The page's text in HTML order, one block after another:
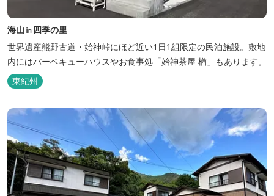
海山㏌四季の里
世界遺産熊野古道・始神峠にほど近い1日1組限定の民泊施設。敷地
内にはバーベキューハウスやお食事処「始神茶屋 楢」もあります。
東紀州